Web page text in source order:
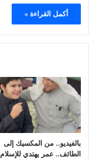
أكمل القراءة »
بالفيديو.. من المكسيك إلى
الطائف.. عمر يهتدي للإسلام